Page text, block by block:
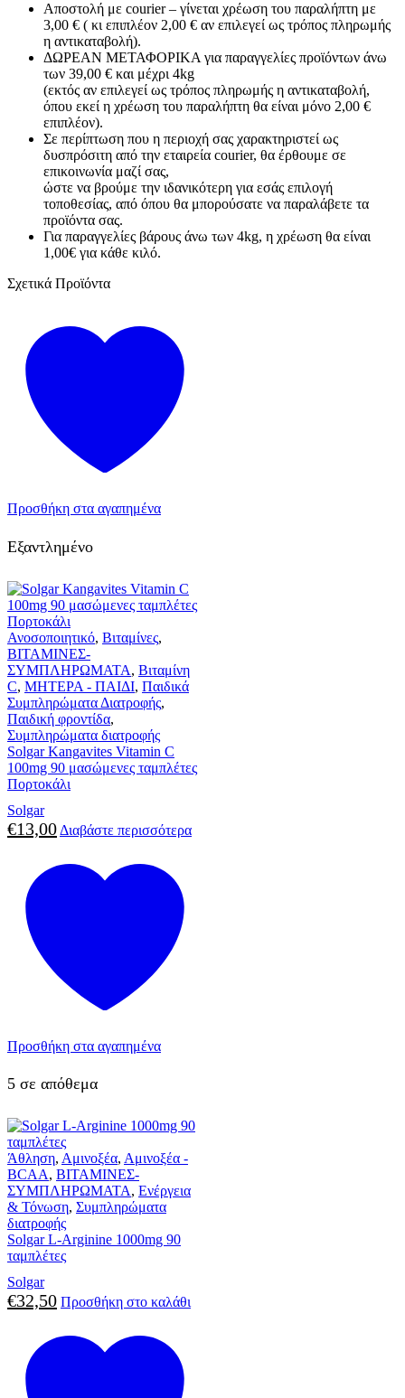
Αποστολή με courier – γίνεται χρέωση του παραλήπτη με
3,00 € ( κι επιπλέον 2,00 € αν επιλεγεί ως τρόπος πληρωμής
η αντικαταβολή).
ΔΩΡΕΑΝ ΜΕΤΑΦΟΡΙΚΑ για παραγγελίες προϊόντων άνω
των 39,00 € και μέχρι 4kg
(εκτός αν επιλεγεί ως τρόπος πληρωμής η αντικαταβολή,
όπου εκεί η χρέωση του παραλήπτη θα είναι μόνο 2,00 €
επιπλέον).
Σε περίπτωση που η περιοχή σας χαρακτηριστεί ως
δυσπρόσιτη από την εταιρεία courier, θα έρθουμε σε
επικοινωνία μαζί σας,
ώστε να βρούμε την ιδανικότερη για εσάς επιλογή
τοποθεσίας, από όπου θα μπορούσατε να παραλάβετε τα
προϊόντα σας.
Για παραγγελίες βάρους άνω των 4kg, η χρέωση θα είναι
1,00€ για κάθε κιλό.
Σχετικά Προϊόντα
Προσθήκη στα αγαπημένα
Εξαντλημένο
Ανοσοποιητικό, Βιταμίνες,
ΒΙΤΑΜΙΝΕΣ-
ΣΥΜΠΛΗΡΩΜΑΤΑ, Βιταμίνη
C, ΜΗΤΕΡΑ - ΠΑΙΔΙ, Παιδικά
Συμπληρώματα Διατροφής,
Παιδική φροντίδα,
Συμπληρώματα διατροφής
Solgar Kangavites Vitamin C
100mg 90 μασώμενες ταμπλέτες
Πορτοκάλι
Solgar
€13,00 Διαβάστε περισσότερα
Προσθήκη στα αγαπημένα
5 σε απόθεμα
Άθληση, Αμινοξέα, Αμινοξέα -
BCAA, ΒΙΤΑΜΙΝΕΣ-
ΣΥΜΠΛΗΡΩΜΑΤΑ, Ενέργεια
& Τόνωση, Συμπληρώματα
διατροφής
Solgar L-Arginine 1000mg 90
ταμπλέτες
Solgar
€32,50 Προσθήκη στο καλάθι